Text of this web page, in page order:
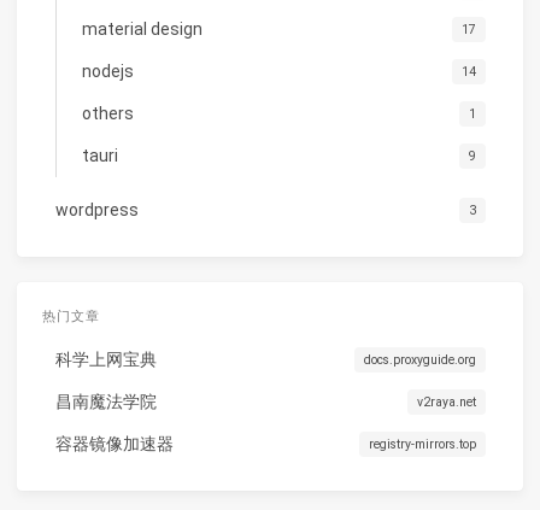
material design 17
nodejs 14
others 1
tauri 9
wordpress 3
热门文章
科学上网宝典 docs.proxyguide.org
昌南魔法学院 v2raya.net
容器镜像加速器 registry-mirrors.top